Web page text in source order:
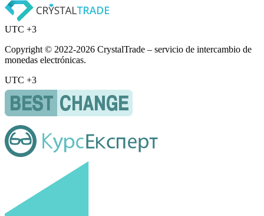
UTC +3
Copyright © 2022-2026 CrystalTrade – servicio de intercambio de
monedas electrónicas.
UTC +3